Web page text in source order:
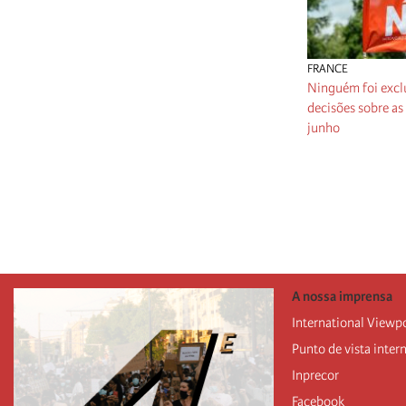
FRANCE
Ninguém foi
decisões sobre
junho
A nossa imprensa
International
Punto de vista
Inprecor
Facebook